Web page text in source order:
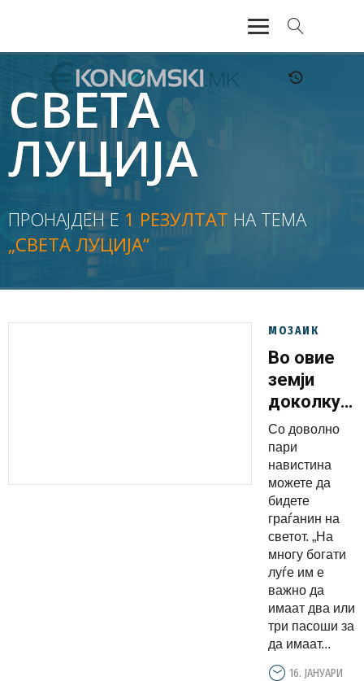
АКТУЕЛНО
ЕКОНОМИЈА
ФИНАНСИИ
БАНКАРСТВО
ЖИВОТ
МОЗАИК
СВЕТА
ЛУЦИЈА
ПРОНАЈДЕН Е 1 РЕЗУЛТАТ НА ТЕМА
„СВЕТА ЛУЦИЈА“
МОЗАИК
Во овие
земји
доколку
имате
доволно
пари
можете
да си
купите
пасоши
Со доволно
пари
навистина
можете да
бидете
граѓанин на
светот. „На
многу богати
луѓе им е
важно да
имаат два или
три пасоши за
да имаат...
16. ЈАНУАРИ